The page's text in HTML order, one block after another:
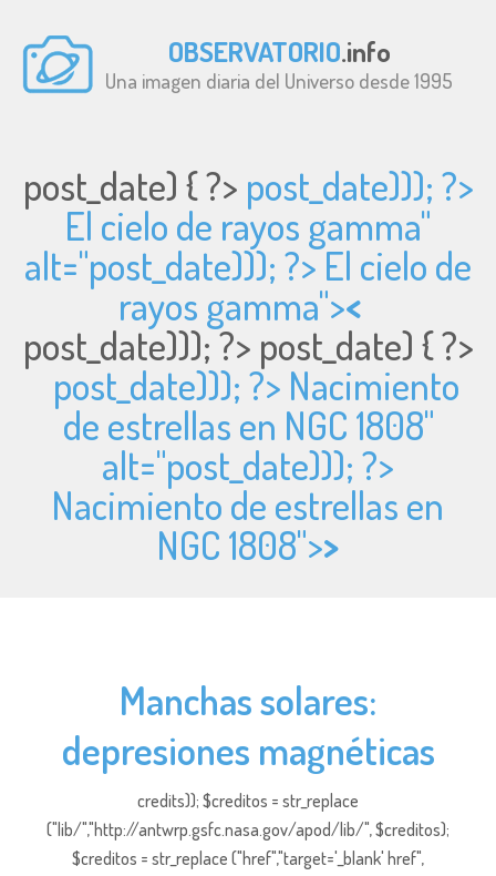
OBSERVATORIO.info
Una imagen diaria del Universo desde 1995
post_date) { ?> post_date))); ?>
El cielo de rayos gamma"
alt="post_date))); ?> El cielo de
rayos gamma"><
post_date))); ?> post_date) { ?>
post_date))); ?> Nacimiento
de estrellas en NGC 1808"
alt="post_date))); ?>
Nacimiento de estrellas en
NGC 1808">>
Manchas solares:
depresiones magnéticas
credits)); $creditos = str_replace
("lib/","http://antwrp.gsfc.nasa.gov/apod/lib/", $creditos);
$creditos = str_replace ("href","target='_blank' href",